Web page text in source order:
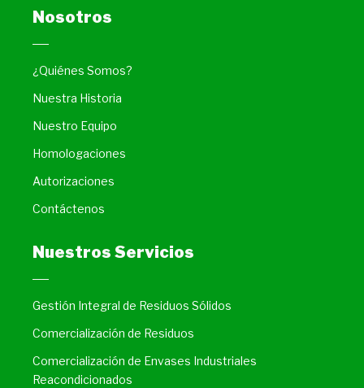
Nosotros
¿Quiénes Somos?
Nuestra Historia
Nuestro Equipo
Homologaciones
Autorizaciones
Contáctenos
Nuestros Servicios
Gestión Integral de Residuos Sólidos
Comercialización de Residuos
Comercialización de Envases Industriales
Reacondicionados